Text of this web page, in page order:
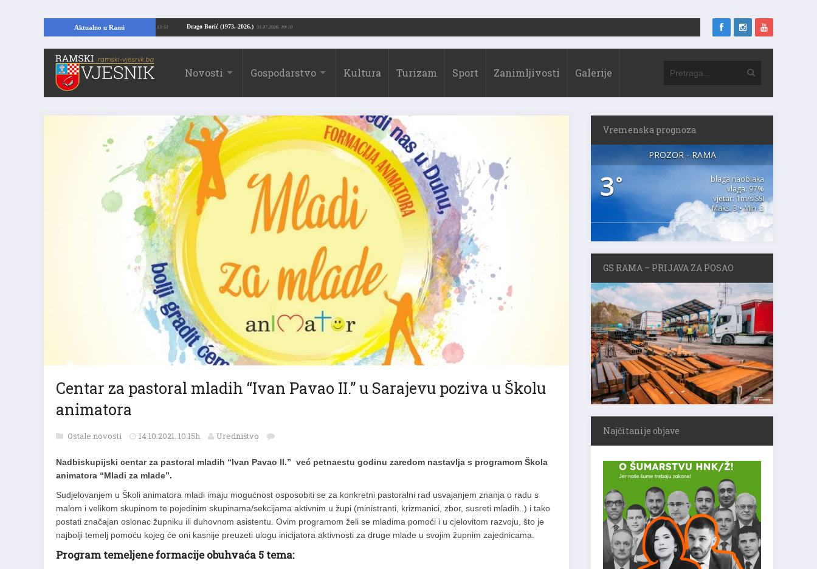
Aktualno u Rami Drago Borić (1973.-2026.) 31.07.2026. 19:10
temelje kuće, pronašao vrijedne arheološke ostatke 24.07.2026. 13:51
Novosti Gospodarstvo Kultura Turizam Sport Zanimljivosti Galerije
Centar za pastoral mladih “Ivan Pavao II.” u Sarajevu poziva u Školu
animatora
Ostale novosti 14.10.2021. 10:15h Uredništvo
Nadbiskupijski centar za pastoral mladih “Ivan Pavao II.” već petnaestu godinu zaredom nastavlja s programom Škola
animatora “Mladi za mlade”.
Sudjelovanjem u Školi animatora mladi imaju mogućnost osposobiti se za konkretni pastoralni rad usvajanjem znanja o radu s
malom i velikom skupinom te pojedinim skupinama/sekcijama aktivnim u župi (ministranti, krizmanici, zbor, susreti mladih..) i tako
postati značajan oslonac župniku ili duhovnom asistentu. Ovim programom želi se mladima pomoći i u cjelovitom razvoju, što je
najbolji temelj pomoću kojeg će oni kasnije preuzeti ulogu inicijatora aktivnosti za druge mlade u svojim župnim zajednicama.
Program temeljene formacije obuhvaća 5 tema:
Vremenska prognoza
PROZOR - RAMA
3°
blaga naoblaka
vlaga: 97%
vjetar: 1m/s SSI
Maks. 3 • Min. 3
GS RAMA – PRIJAVA ZA POSAO
Najčitanije objave